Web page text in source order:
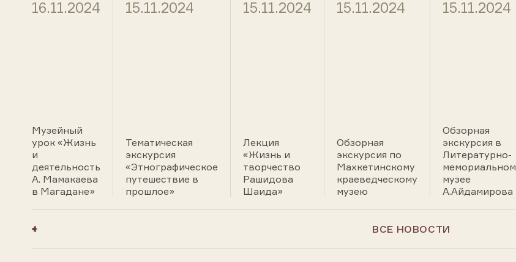
16.11.2024
Музейный
урок «Жизнь
и
деятельность
А. Мамакаева
в Магадане»
15.11.2024
Тематическая
экскурсия
«Этнографическое
путешествие в
прошлое»
15.11.2024
Лекция
«Жизнь и
творчество
Рашидова
Шаида»
15.11.2024
Обзорная
экскурсия по
Махкетинскому
краеведческому
музею
15.11.2024
Обзорная
экскурсия в
Литературно-
мемориальном
музее
А.Айдамирова
ВСЕ НОВОСТИ